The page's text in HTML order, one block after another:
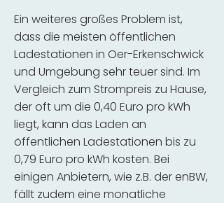
Ein weiteres großes Problem ist,
dass die meisten öffentlichen
Ladestationen in Oer-Erkenschwick
und Umgebung sehr teuer sind. Im
Vergleich zum Strompreis zu Hause,
der oft um die 0,40 Euro pro kWh
liegt, kann das Laden an
öffentlichen Ladestationen bis zu
0,79 Euro pro kWh kosten. Bei
einigen Anbietern, wie z.B. der enBW,
fällt zudem eine monatliche